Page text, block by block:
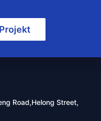
Road,Helong Street,